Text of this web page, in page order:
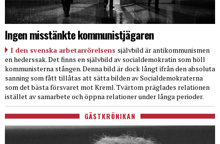
Ingen misstänkte kommunistjägaren
I den svenska arbetarrörelsens självbild är antikommunismen
en hederssak. Det finns en självbild av socialdemokratin som höll
kommunisterna stången. Denna bild är dock långt ifrån den absoluta
sanning som fått tillåtas att sätta bilden av Socialdemokraterna
som det bästa försvaret mot Kreml. Tvärtom präglades relationen
istället av samarbete och öppna relationer under långa perioder.
GÄSTKRÖNIKAN